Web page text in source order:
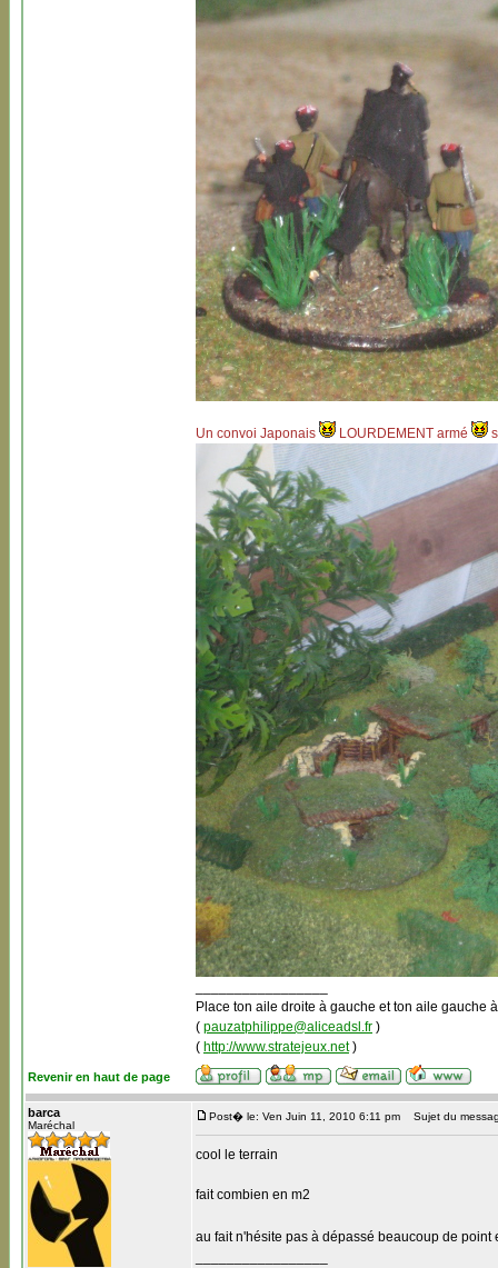
Un convoi Japonais LOURDEMENT armé
Place ton aile droite à gauche et ton aile gauche
( pauzatphilippe@aliceadsl.fr )
( http://www.stratejeux.net)
Revenir en haut de page
barca
Maréchal
Post� le: Ven Juin 11, 2010 6:11 pm Sujet du
cool le terrain
fait combien en m2
au fait n'hésite pas à dépassé beaucoup de point